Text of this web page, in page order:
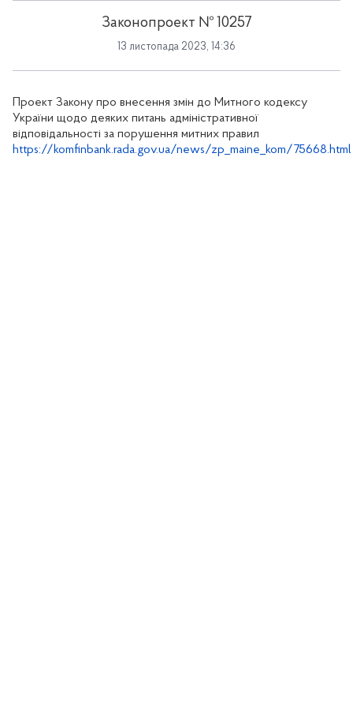
Законопроект № 10257
13 листопада 2023, 14:36
Проект Закону про внесення змін до Митного кодексу
України щодо деяких питань адміністративної
відповідальності за порушення митних правил
https://komfinbank.rada.gov.ua/news/zp_maine_kom/75668.html